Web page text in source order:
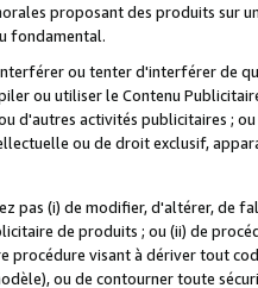
proposant des produits sur
fondamental.
ou tenter d'interférer de
ou utiliser le Contenu
d'autres activités publicitaires ;
ou de droit exclusif,
pas (i) de modifier, d'altérer, de
de produits ; ou (ii) de
procédure visant à dériver tout
ou de contourner toute